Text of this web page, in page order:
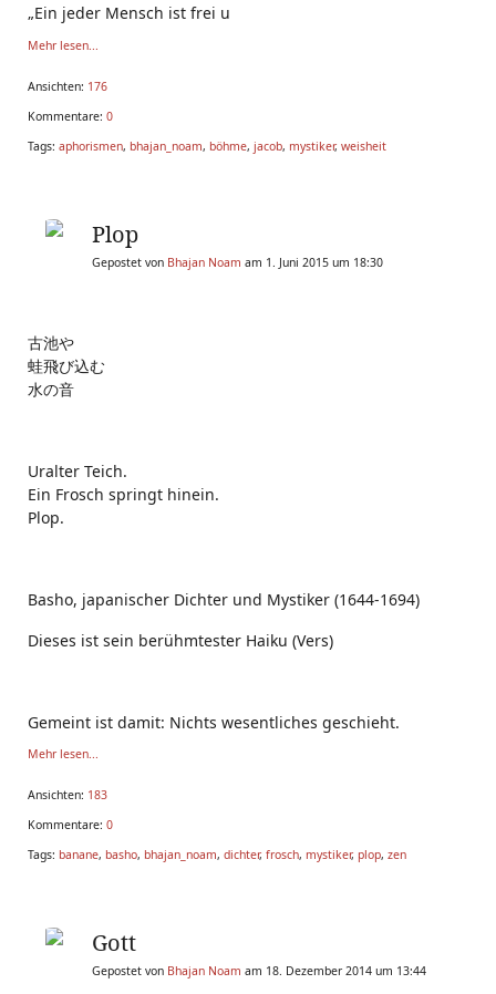
„Ein jeder Mensch ist frei u
Mehr lesen...
Ansichten: 176
Kommentare: 0
Tags: aphorismen, bhajan_noam, böhme, jacob, mystiker, weisheit
Plop
Gepostet von Bhajan Noam am 1. Juni 2015 um 18:30
古池や
蛙飛び込む
水の音
Uralter Teich.
Ein Frosch springt hinein.
Plop.
Basho, japanischer Dichter und Mystiker (1644-1694)
Dieses ist sein berühmtester Haiku (Vers)
Gemeint ist damit: Nichts wesentliches geschieht.
Lasse dich nicht ablenken. Ein kleines Geräusch,
das die Stille vertieft. Vorher war bereits Stille. Doch
gemacht.
dort lautete die letzte Zeile "Ton des Wassers" -
Mehr lesen...
Ansichten: 183
Kommentare: 0
Tags: banane, basho, bhajan_noam, dichter, frosch, mystiker, plop, zen
Gott
Gepostet von Bhajan Noam am 18. Dezember 2014 um 13:44